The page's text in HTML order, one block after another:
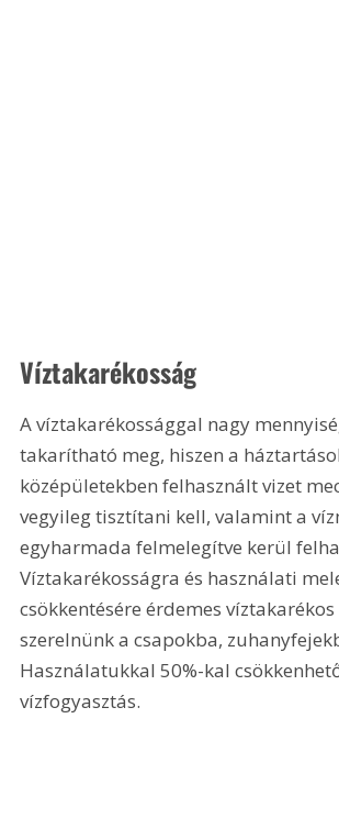
Víztakarékosság
A víztakarékossággal nagy
takarítható meg, hiszen a
középületekben felhasznált vizet
vegyileg tisztítani kell, valamint a
egyharmada felmelegítve kerül
Víztakarékosságra és használati
csökkentésére érdemes
szerelnünk a csapokba,
Használatukkal 50%-kal
vízfogyasztás.